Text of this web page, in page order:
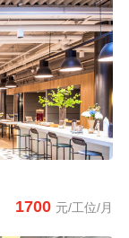
1700 元/工位/月